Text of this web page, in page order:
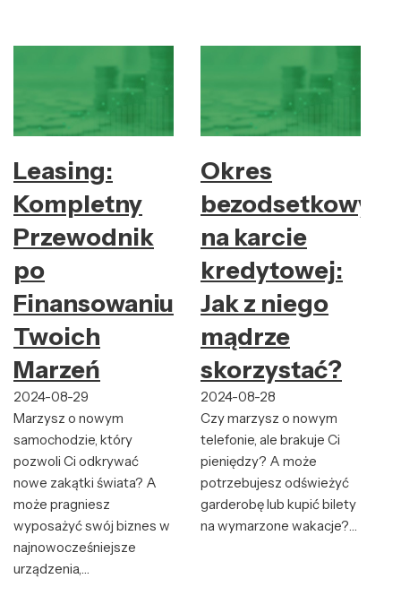
Leasing:
Kompletny
Przewodnik
po
Finansowaniu
Twoich
Marzeń
2024-08-29
Marzysz o nowym
samochodzie, który
pozwoli Ci odkrywać
nowe zakątki świata? A
może pragniesz
wyposażyć swój biznes w
najnowocześniejsze
urządzenia,…
Okres
bezodsetkowy
na karcie
kredytowej:
Jak z niego
mądrze
skorzystać?
2024-08-28
Czy marzysz o nowym
telefonie, ale brakuje Ci
pieniędzy? A może
potrzebujesz odświeżyć
garderobę lub kupić bilety
na wymarzone wakacje?…